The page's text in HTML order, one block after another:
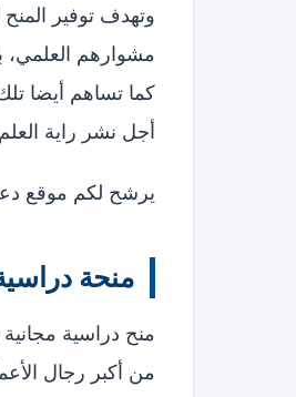
وتهدف توفير
مشوارهم العلمي،
كما تساهم أيضا
أجل نشر راية
يرشح لكم موقع
منحة
منح دراسية
من أكبر رجال